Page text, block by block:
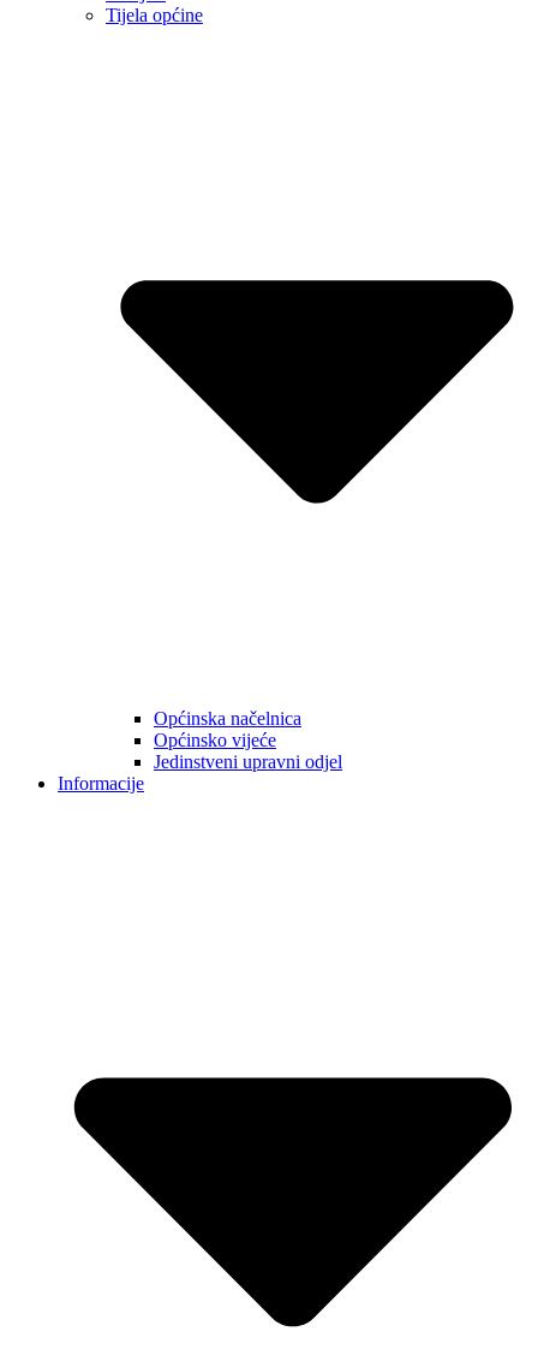
Tijela općine
Općinska načelnica
Općinsko vijeće
Jedinstveni upravni odjel
Informacije